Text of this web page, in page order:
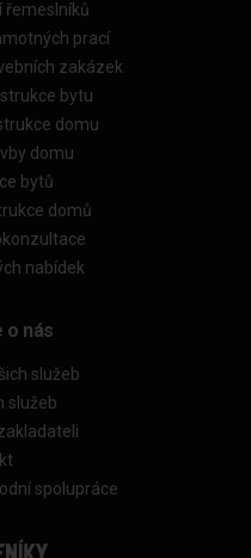
řemeslníků
prací
zakázek
bytu
domu
domu
bytů
domů
nabídek
o nás
služeb
služeb
spolupráce